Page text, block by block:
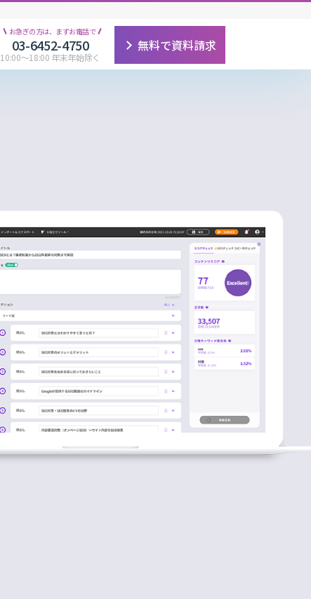
お急ぎの方は、まずお電話で
03-6452-4750
10:00〜18:00 年末年始除く
無料で資料請求